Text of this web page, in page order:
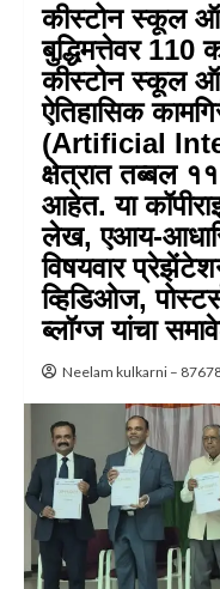
कीस्टोन स्कूल
बुद्धिमत्तेवर 110
कीस्टोन स्कूल
ऐतिहासिक
(Artificial
क्षेत्रात तब्बल
आहेत. या
लेख, एआय-
विषयवार
व्हिडिओज,
ब्लॉग्ज यांचा
Neelam kulkarni –